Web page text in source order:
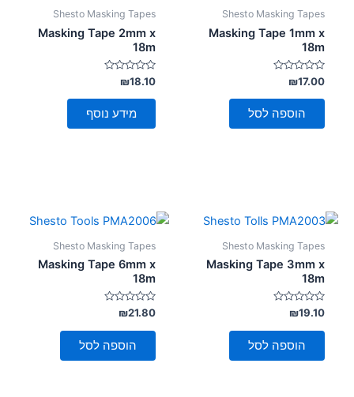
font_download סמן קישורים
לאפס
Shesto Masking Tapes
Masking Tape 1mm x
18m
דורג
0
מתוך
₪17.00
הוספה לסל
Shesto Masking Tapes
Masking Tape 2mm x
18m
דורג
0
מתוך
₪18.10
מידע נוסף
Shesto Masking Tapes
Masking Tape 3mm x
18m
דורג
0
מתוך
₪19.10
הוספה לסל
Shesto Masking Tapes
Masking Tape 6mm x
18m
דורג
0
מתוך
₪21.80
הוספה לסל